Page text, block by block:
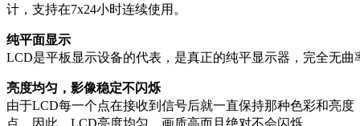
计，支持在7x24小时连续使用。
纯平面显示
LCD是平板显示设备的代表，是真正的纯平显示器，完全无曲
亮度均匀，影像稳定不闪烁
由于LCD每一个点在接收到信号后就一直保持那种色彩和亮